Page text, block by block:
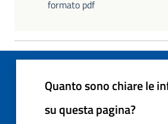
formato pdf
Quanto sono chiare le
su questa pagina?